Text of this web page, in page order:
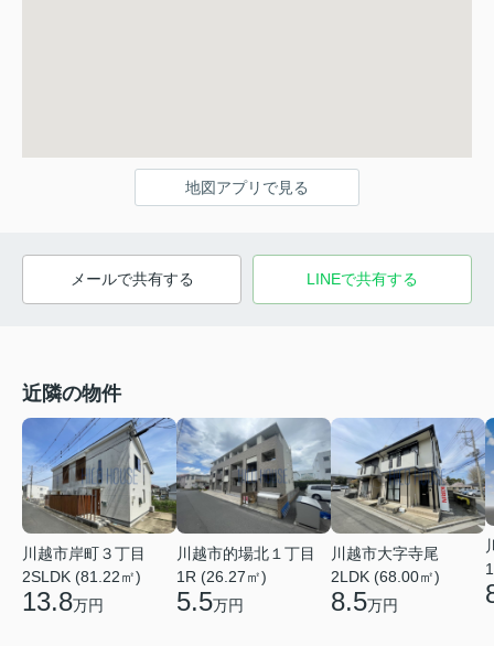
地図アプリで見る
メールで共有する LINEで共有する
近隣の物件
川越市岸町３丁目
2SLDK (81.22㎡)
13.8万円
川越市的場北１丁目
1R (26.27㎡)
5.5万円
川越市大字寺尾
2LDK (68.00㎡)
8.5万円